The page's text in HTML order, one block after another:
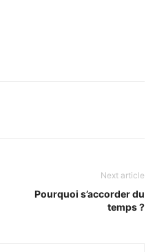
Next article
Pourquoi s’accorder du
temps ?